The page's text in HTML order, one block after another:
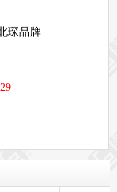
琛品牌